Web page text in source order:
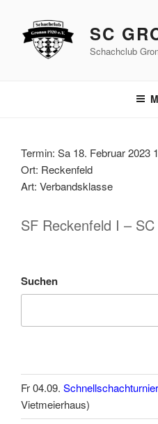
springen
SC
Schachclub
Termin: Sa 18. Februar 2023
Ort: Reckenfeld
Art: Verbandsklasse
SF Reckenfeld I –
Suchen
Fr 04.09.
Vietmeierhaus)